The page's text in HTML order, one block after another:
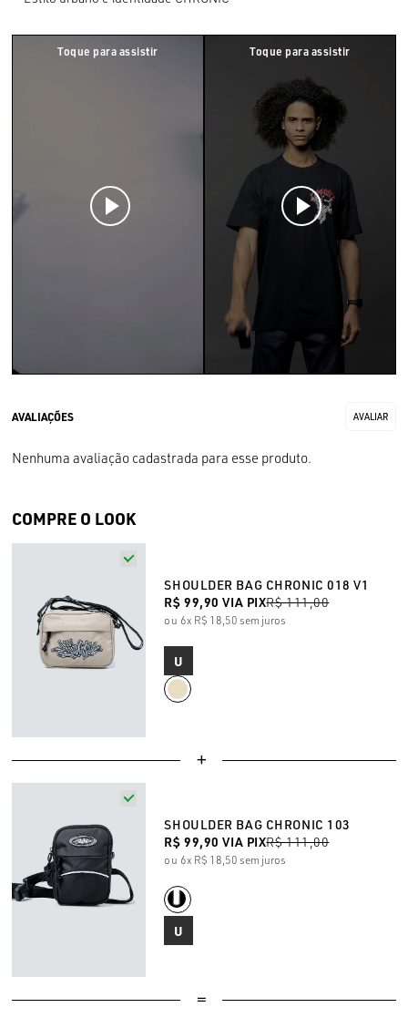
Nenhuma avaliação cadastrada para esse produto.
COMPRE O LOOK
SHOULDER BAG CHRONIC 018 V1
R$ 99,90 VIA PIXR$ 111,00
6x R$ 18,50 sem juros
U
SHOULDER BAG CHRONIC 103
R$ 99,90 VIA PIXR$ 111,00
6x R$ 18,50 sem juros
U